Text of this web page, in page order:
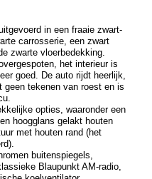
in een fraaie zwart-
carrosserie, een zwart
zwarte vloerbedekking.
het interieur is
goed. De auto rijdt heerlijk,
geen tekenen van roest en is
opties, waaronder een
hoogglans gelakt houten
met houten rand (het
buitenspiegels,
Blaupunkt AM-radio,